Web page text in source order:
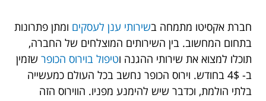
חברת אקסיטו מתמחה בשירותי ענן לעסקים ומתן פתרונות
בתחום המחשוב. בין השירותים המוצלחים של החברה,
תוכלו למצוא את שירותי ההגנה וטיפול בוירוס הכופר שזמין
ב- 4$ בחודש. וירוס הכופר נחשב בכל העולם כמעשייה
בלתי הולמת, וכדבר שיש להימנע מפניו. הווירוס הזה